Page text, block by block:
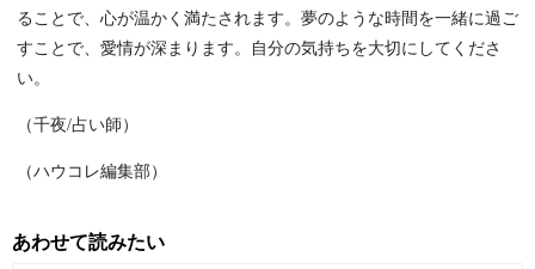
ることで、心が温かく満たされます。夢のような時間を一緒に過ご
すことで、愛情が深まります。自分の気持ちを大切にしてくださ
い。
（千夜/占い師）
（ハウコレ編集部）
あわせて読みたい